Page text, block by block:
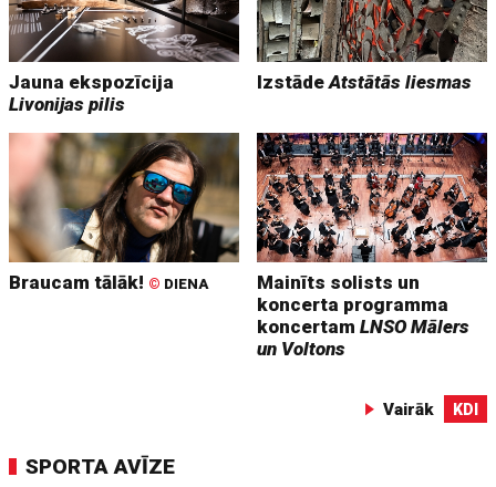
Jauna ekspozīcija
Livonijas pilis
IzstādeAtstātās liesmas
Braucam tālāk! © DIENA
Mainīts solists un
koncerta programma
koncertamLNSO Mālers
un Voltons
Vairāk KDI
SPORTA AVĪZE